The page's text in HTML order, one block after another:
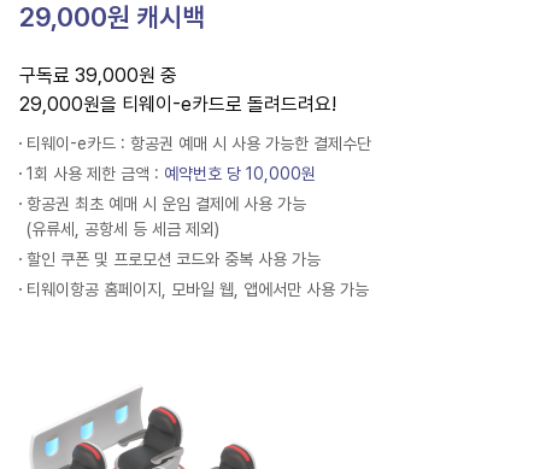
29,000원 캐시백
구독료 39,000원 중
29,000원을 티웨이-e카드로 돌려드려요!
티웨이-e카드 : 항공권 예매 시 사용 가능한 결제수단
1회 사용 제한 금액 : 예약번호 당 10,000원
항공권 최초 예매 시 운임 결제에 사용 가능
(유류세, 공항세 등 세금 제외)
할인 쿠폰 및 프로모션 코드와 중복 사용 가능
티웨이항공 홈페이지, 모바일 웹, 앱에서만 사용 가능